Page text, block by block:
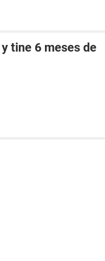
tine 6 meses de